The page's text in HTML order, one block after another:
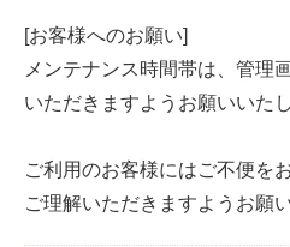
[お客様へのお願い]
メンテナンス時間帯は、管理
いただきますようお願いいたし
ご利用のお客様にはご不便を
ご理解いただきますようお願